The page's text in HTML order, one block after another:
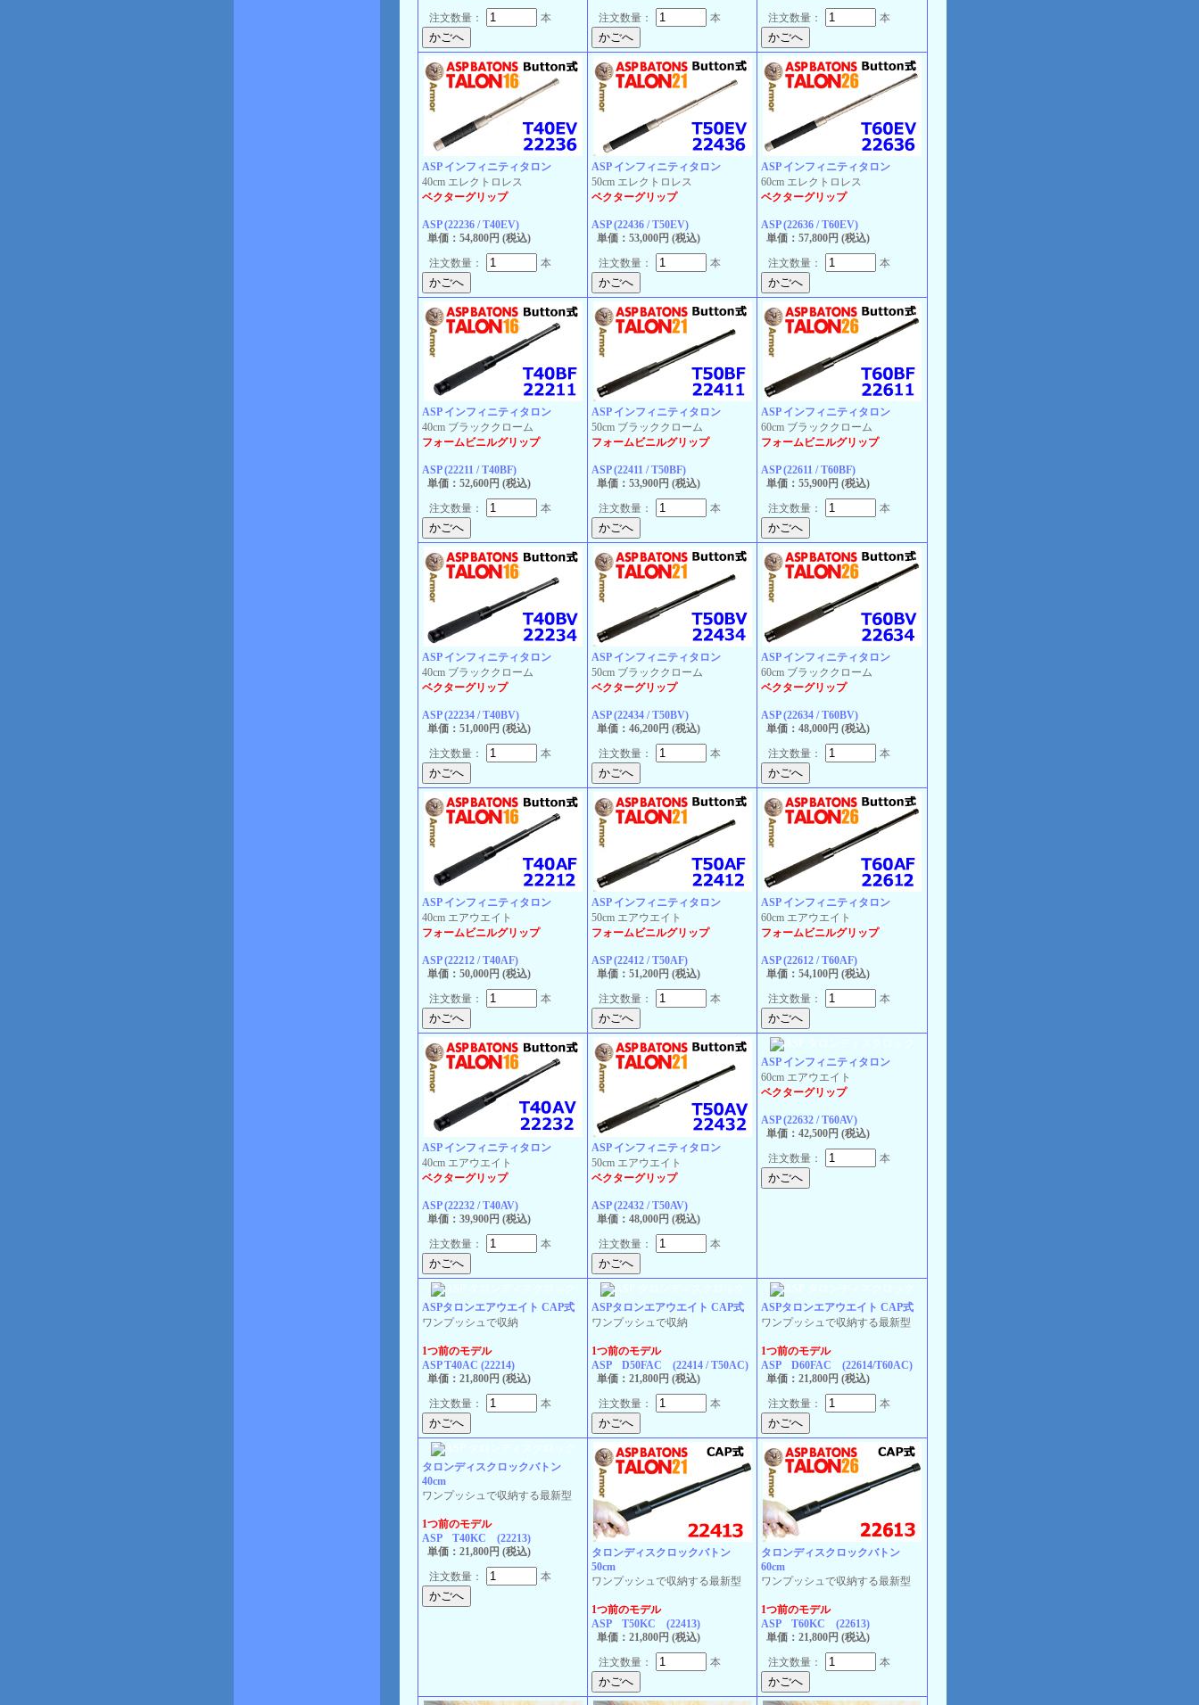
注文数量：
本
注文数量：
本
注文数量：
本
ASP インフィニティタロン
40cm エレクトロレス
ベクターグリップ
ASP (22236 / T40EV)
単価：54,800円 (税込)
注文数量：
本
ASP インフィニティタロン
50cm エレクトロレス
ベクターグリップ
ASP (22436 / T50EV)
単価：53,000円 (税込)
注文数量：
本
ASP インフィニティタロン
60cm エレクトロレス
ベクターグリップ
ASP (22636 / T60EV)
単価：57,800円 (税込)
注文数量：
本
ASP インフィニティタロン
40cm ブラッククローム
フォームビニルグリップ
ASP (22211 / T40BF)
単価：52,600円 (税込)
注文数量：
本
ASP インフィニティタロン
50cm ブラッククローム
フォームビニルグリップ
ASP (22411 / T50BF)
単価：53,900円 (税込)
注文数量：
本
ASP インフィニティタロン
60cm ブラッククローム
フォームビニルグリップ
ASP (22611 / T60BF)
単価：55,900円 (税込)
注文数量：
本
ASP インフィニティタロン
40cm ブラッククローム
ベクターグリップ
ASP (22234 / T40BV)
単価：51,000円 (税込)
注文数量：
本
ASP インフィニティタロン
50cm ブラッククローム
ベクターグリップ
ASP (22434 / T50BV)
単価：46,200円 (税込)
注文数量：
本
ASP インフィニティタロン
60cm ブラッククローム
ベクターグリップ
ASP (22634 / T60BV)
単価：48,000円 (税込)
注文数量：
本
ASP インフィニティタロン
40cm エアウエイト
フォームビニルグリップ
ASP (22212 / T40AF)
単価：50,000円 (税込)
注文数量：
本
ASP インフィニティタロン
50cm エアウエイト
フォームビニルグリップ
ASP (22412 / T50AF)
単価：51,200円 (税込)
注文数量：
本
ASP インフィニティタロン
60cm エアウエイト
フォームビニルグリップ
ASP (22612 / T60AF)
単価：54,100円 (税込)
注文数量：
本
ASP インフィニティタロン
40cm エアウエイト
ベクターグリップ
ASP (22232 / T40AV)
単価：39,900円 (税込)
注文数量：
本
ASP インフィニティタロン
50cm エアウエイト
ベクターグリップ
ASP (22432 / T50AV)
単価：48,000円 (税込)
注文数量：
本
ASP インフィニティタロン
60cm エアウエイト
ベクターグリップ
ASP (22632 / T60AV)
単価：42,500円 (税込)
注文数量：
本
ASPタロンエアウエイト CAP式
ワンプッシュで収納
1つ前のモデル
ASP T40AC (22214)
単価：21,800円 (税込)
注文数量：
本
ASPタロンエアウエイト CAP式
ワンプッシュで収納
1つ前のモデル
ASP D50FAC (22414 / T50AC)
単価：21,800円 (税込)
注文数量：
本
ASPタロンエアウエイト CAP式
ワンプッシュで収納する最新型
1つ前のモデル
ASP D60FAC (22614/T60AC)
単価：21,800円 (税込)
注文数量：
本
タロンディスクロックバトン
40cm
ワンプッシュで収納する最新型
1つ前のモデル
ASP T40KC (22213)
単価：21,800円 (税込)
注文数量：
本
タロンディスクロックバトン
50cm
ワンプッシュで収納する最新型
1つ前のモデル
ASP T50KC (22413)
単価：21,800円 (税込)
注文数量：
本
タロンディスクロックバトン
60cm
ワンプッシュで収納する最新型
1つ前のモデル
ASP T60KC (22613)
単価：21,800円 (税込)
注文数量：
本